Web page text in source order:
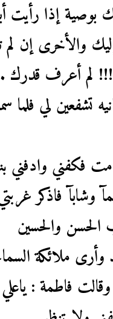
إذا رأيت
والأخرى إن
لم أعرف قدرك .
تشفعين لي
مت فكفني وادفني
وشابآ فاذكر
والحسين
وأرى ملائكة
وقالت فاطمة :